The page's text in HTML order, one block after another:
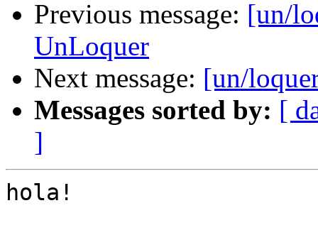
Previous message: [un/
UnLoquer
Next message: [un/
Messages sorted by: [
]
hola!